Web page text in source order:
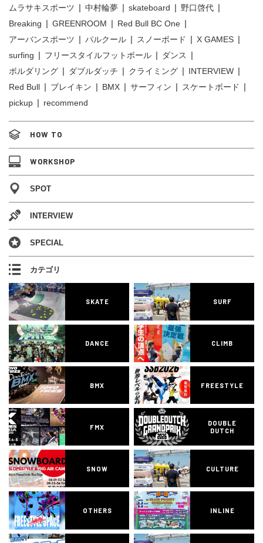
ムラサキスポーツ
中村輪夢 skateboard
野口啓代
Breaking
GREENROOM
Red Bull BC One
アーバンスポーツ
パルクール スノーボード
X GAMES
surfing
フリースタイルフットボール
ダンス
ボルダリング
ダブルダッチ クライミング
INTERVIEW
Red Bull
ブレイキン BMX サーフィン
スケートボード
pickup
recommend
HOW TO
WORKSHOP
SPOT
INTERVIEW
SPECIAL
カテゴリ
SKATE SURF
DANCE CLIMB
BMX FREESTYLE
FMX
DOUBLE
DUTCH
SNOW CULTURE
OTHERS INLINE